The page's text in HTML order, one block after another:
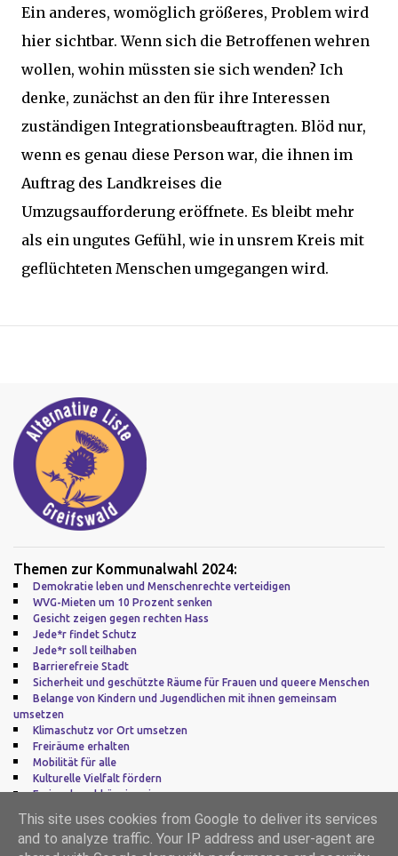
Ein anderes, womöglich größeres, Problem wird
hier sichtbar. Wenn sich die Betroffenen wehren
wollen, wohin müssten sie sich wenden? Ich
denke, zunächst an den für ihre Interessen
zuständigen Integrationsbeauftragten. Blöd nur,
wenn es genau diese Person war, die ihnen im
Auftrag des Landkreises die
Umzugsaufforderung eröffnete. Es bleibt mehr
als ein ungutes Gefühl, wie in unsrem Kreis mit
geflüchteten Menschen umgegangen wird.
Themen zur Kommunalwahl 2024:
Demokratie leben und Menschenrechte verteidigen
WVG-Mieten um 10 Prozent senken
Gesicht zeigen gegen rechten Hass
Jede*r findet Schutz
Jede*r soll teilhaben
Barrierefreie Stadt
Sicherheit und geschützte Räume für Frauen und queere Menschen
Belange von Kindern und Jugendlichen mit ihnen gemeinsam
umsetzen
Klimaschutz vor Ort umsetzen
Freiräume erhalten
Mobilität für alle
Kulturelle Vielfalt fördern
Frei und unabhängig sein
Impressum|Datenschutz
This site uses cookies from Google to deliver its services
and to analyze traffic. Your IP address and user-agent are